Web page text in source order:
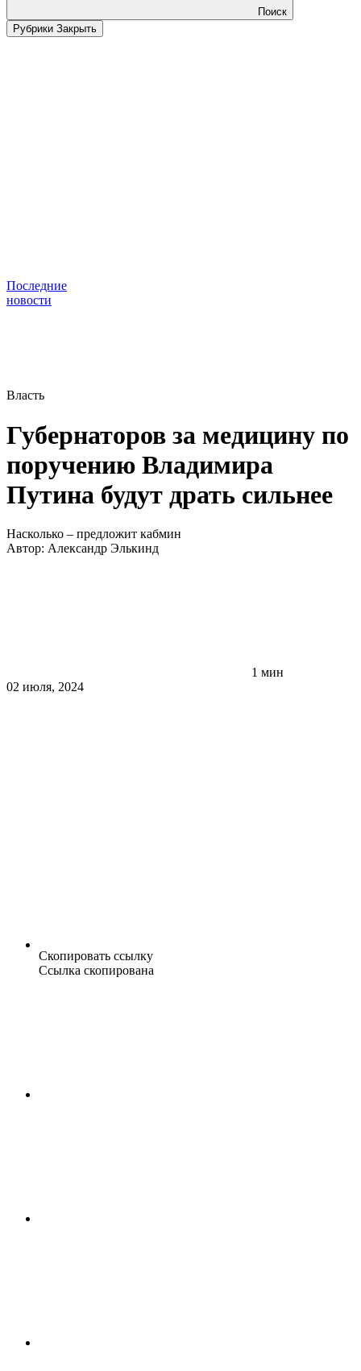
Поиск
Рубрики Закрыть
Последние
новости
Власть
Губернаторов за медицину по
поручению Владимира
Путина будут драть сильнее
Насколько – предложит кабмин
Автор: Александр Элькинд
1 мин
02 июля, 2024
Скопировать ссылку
Ссылка скопирована